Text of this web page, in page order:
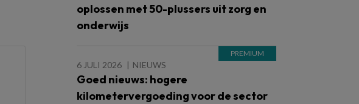
oplossen met 50-plussers uit zorg en
onderwijs
6 JULI 2026 NIEUWS
Goed nieuws: hogere
kilometervergoeding voor de sector